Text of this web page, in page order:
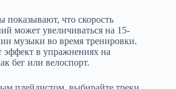
показывают, что скорость
может увеличиваться на 15-
музыки во время тренировки.
эффект в упражнениях на
бег или велоспорт.